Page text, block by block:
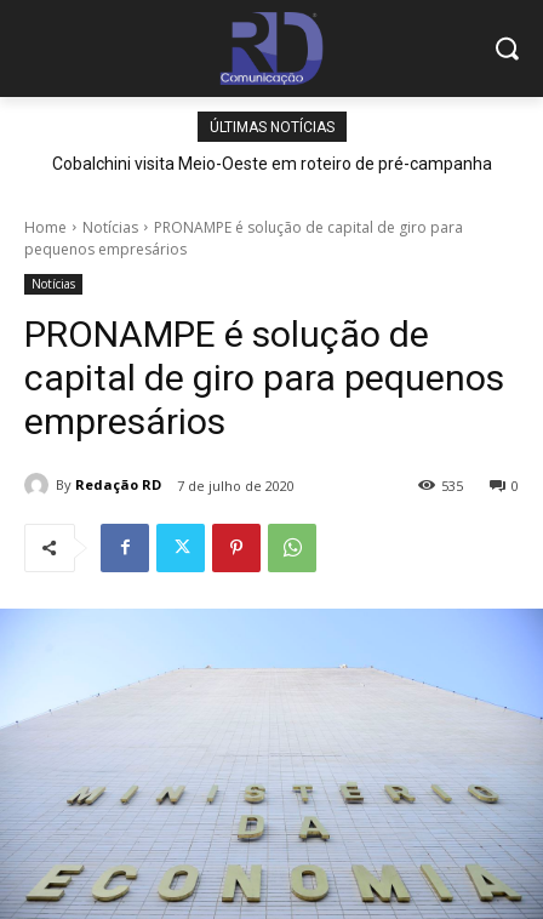
ÚLTIMAS NOTÍCIAS
Cobalchini visita Meio-Oeste em roteiro de pré-campanha
Home Notícias
PRONAMPE é solução de capital de giro para
pequenos empresários
Notícias
PRONAMPE é solução de
capital de giro para pequenos
empresários
By Redação RD 7 de julho de 2020 0
535